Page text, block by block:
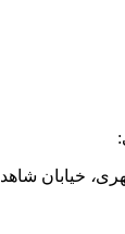
، خیابان شاهد 2